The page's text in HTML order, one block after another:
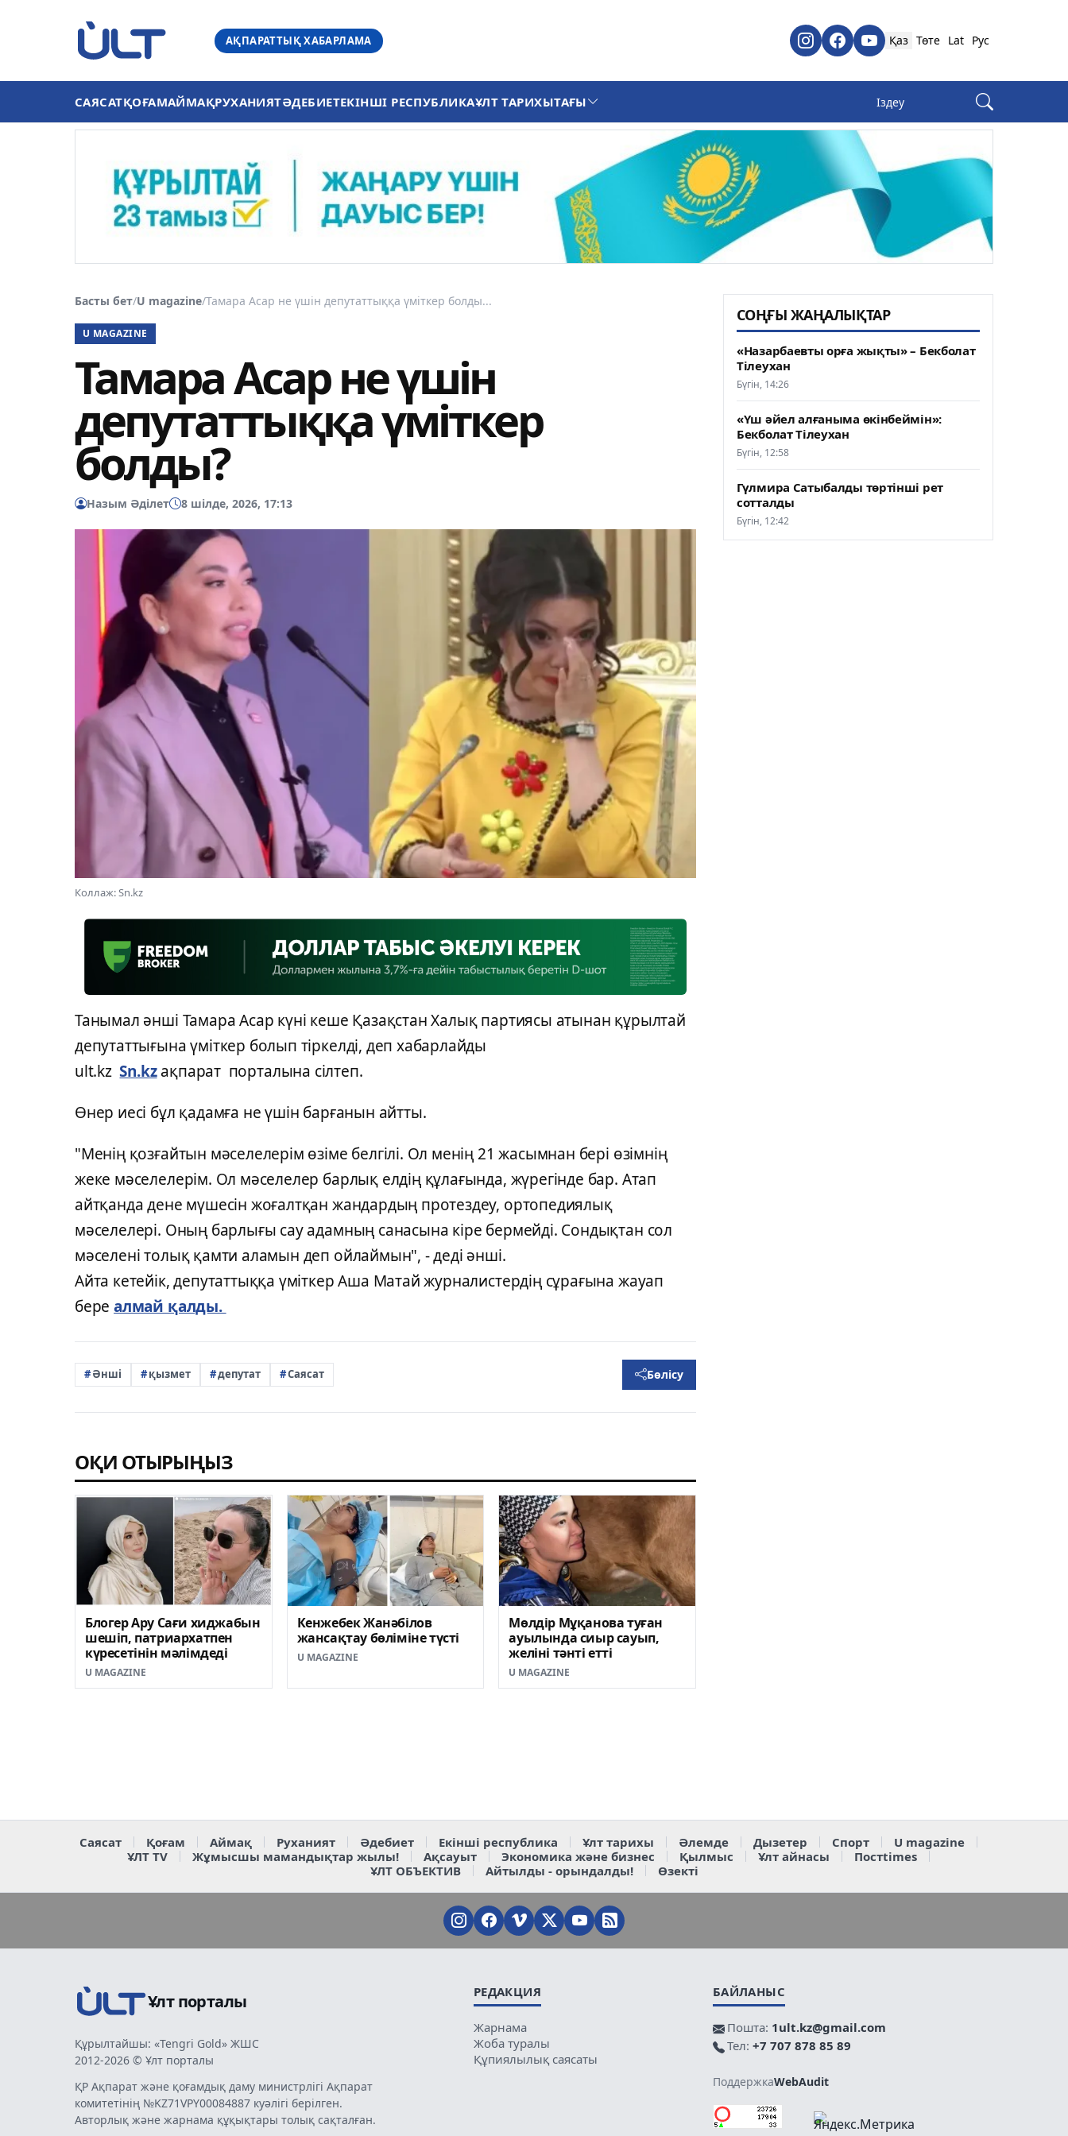
АҚПАРАТТЫҚ ХАБАРЛАМА Қаз Төте Lat Рус
САЯСАТҚОҒАМАЙМАҚРУХАНИЯТӘДЕБИЕТЕКІНШІ РЕСПУБЛИКАҰЛТ ТАРИХЫТАҒЫ
Басты бет/U magazine/Тамара Асар не үшін депутаттыққа үміткер болды...
U MAGAZINE
Тамара Асар не үшін
депутаттыққа үміткер
болды?
Назым Әділет 8 шілде, 2026, 17:13
Коллаж: Sn.kz
Танымал әнші Тамара Асар күні кеше Қазақстан Халық партиясы атынан құрылтай
депутаттығына үміткер болып тіркелді, деп хабарлайды
ult.kzSn.kzақпарат порталына сілтеп.
Өнер иесі бұл қадамға не үшін барғанын айтты.
"Менің қозғайтын мәселелерім өзіме белгілі. Ол менің 21 жасымнан бері өзімнің
жеке мәселелерім. Ол мәселелер барлық елдің құлағында, жүрегінде бар. Атап
айтқанда дене мүшесін жоғалтқан жандардың протездеу, ортопедиялық
мәселелері. Оның барлығы сау адамның санасына кіре бермейді. Сондықтан сол
мәселені толық қамти аламын деп ойлаймын", - деді әнші.
Айта кетейік, депутаттыққа үміткер Аша Матай журналистердің сұрағына жауап
береалмай қалды.
Әнші қызмет депутат Саясат Бөлісу
ОҚИ ОТЫРЫҢЫЗ
Блогер Ару Сағи хиджабын
шешіп, патриархатпен
күресетінін мәлімдеді
U MAGAZINE
Кенжебек Жанәбілов
жансақтау бөліміне түсті
U MAGAZINE
Мөлдір Мұқанова туған
ауылында сиыр сауып,
желіні тәнті етті
U MAGAZINE
СОҢҒЫ ЖАҢАЛЫҚТАР
«Назарбаевты орға жықты» – Бекболат
Тілеухан
Бүгін, 14:26
«Үш әйел алғаныма өкінбеймін»:
Бекболат Тілеухан
Бүгін, 12:58
Гүлмира Сатыбалды төртінші рет
сотталды
Бүгін, 12:42
Саясат Қоғам Аймақ Руханият Әдебиет Екінші республика Ұлт тарихы Әлемде Дызетер Спорт
U magazine
ҰЛТ TV
Жұмысшы мамандықтар жылы! Ақсауыт Экономика және бизнес Қылмыс Ұлт айнасы
Постtimes
ҰЛТ ОБЪЕКТИВ
Айтылды - орындалды! Өзекті
Ұлт порталы
Құрылтайшы: «Tengri Gold» ЖШС
2012-2026 © Ұлт порталы
ҚР Ақпарат және қоғамдық даму министрлігі Ақпарат
комитетінің №KZ71VPY00084887 куәлігі берілген.
Авторлық және жарнама құқықтары толық сақталған.
РЕДАКЦИЯ
Жарнама
Жоба туралы
Құпиялылық саясаты
БАЙЛАНЫС
Пошта: 1ult.kz@gmail.com
Тел: +7 707 878 85 89
ПоддержкаWebAudit